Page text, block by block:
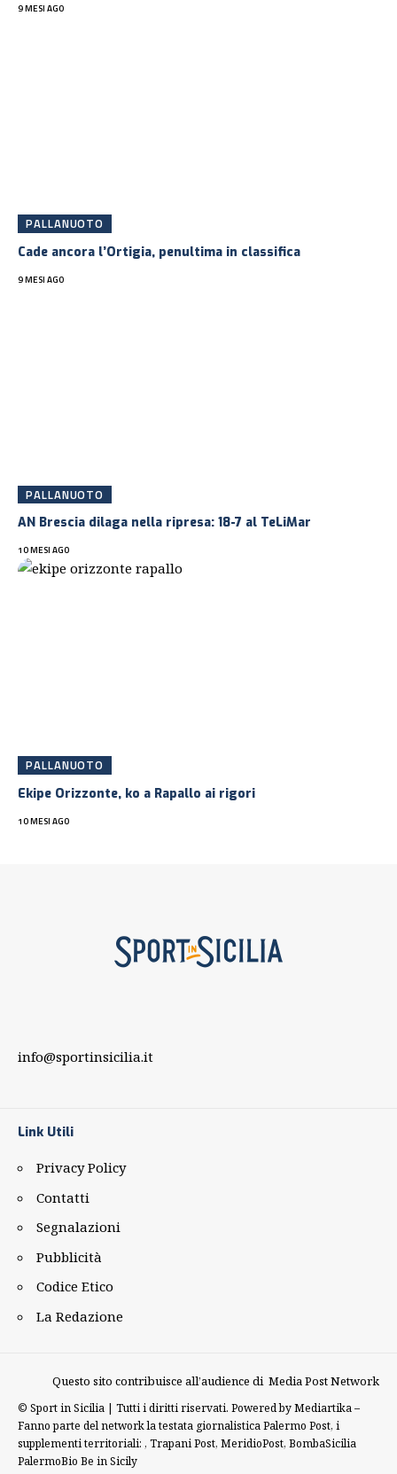
9 MESI AGO
PALLANUOTO
Cade ancora l’Ortigia, penultima in classifica
9 MESI AGO
PALLANUOTO
AN Brescia dilaga nella ripresa: 18-7 al TeLiMar
10 MESI AGO
PALLANUOTO
Ekipe Orizzonte, ko a Rapallo ai rigori
10 MESI AGO
info@sportinsicilia.it
Link Utili
Privacy Policy
Contatti
Segnalazioni
Pubblicità
Codice Etico
La Redazione
Questo sito contribuisce all’audience di Media Post Network
© Sport in Sicilia | Tutti i diritti riservati. Powered byMediartika–
Fanno parte del network la testata giornalisticaPalermo Post, i
supplementi territoriali: , Trapani Post, MeridioPost, BombaSicilia
PalermoBio Be in Sicily